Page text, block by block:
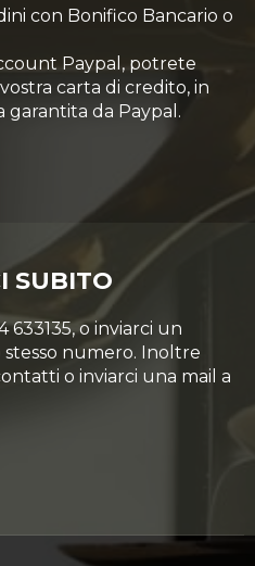
con Bonifico Bancario o
Paypal, potrete
carta di credito, in
garantita da Paypal.
SUBITO
o inviarci un
stesso numero. Inoltre
o inviarci una mail a